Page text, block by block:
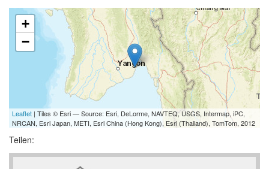
+
−
Leaflet | Tiles © Esri — Source: Esri, DeLorme, NAVTEQ, USGS, Intermap, iPC,
NRCAN, Esri Japan, METI, Esri China (Hong Kong), Esri (Thailand), TomTom, 2012
Teilen: